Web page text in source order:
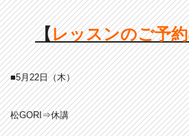
【レッスンのご予
■5月22日（木）
松GORI⇒休講